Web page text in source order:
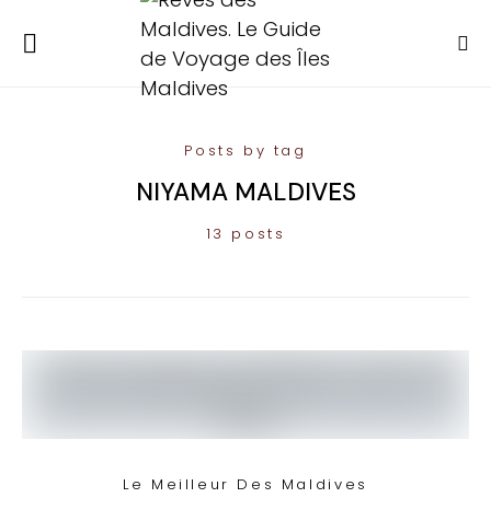
Posts by tag
NIYAMA MALDIVES
13 posts
Le Meilleur Des Maldives